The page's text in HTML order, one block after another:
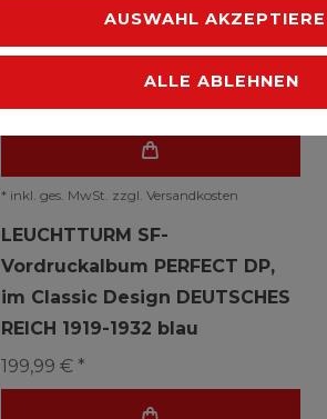
im Classic Design DDR 1980-
1990, blau
* inkl. ges. MwSt. zzgl. Versandkosten
LEUCHTTURM SF-
Vordruckalbum PERFECT DP,
im Classic Design DEUTSCHES
REICH 1919-1932 blau
199,99 € *
AUSWAHL
ALLE ABLEHNEN